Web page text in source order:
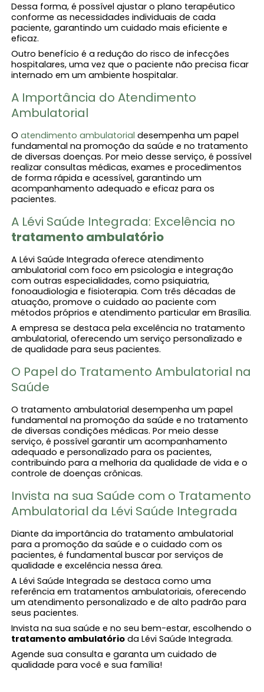
Dessa forma, é possível ajustar o plano terapêutico
conforme as necessidades individuais de cada
paciente, garantindo um cuidado mais eficiente e
eficaz.
Outro benefício é a redução do risco de infecções
hospitalares, uma vez que o paciente não precisa ficar
internado em um ambiente hospitalar.
A Importância do Atendimento
Ambulatorial
Oatendimento ambulatorial desempenha um papel
fundamental na promoção da saúde e no tratamento
de diversas doenças. Por meio desse serviço, é possível
realizar consultas médicas, exames e procedimentos
de forma rápida e acessível, garantindo um
acompanhamento adequado e eficaz para os
pacientes.
A Lévi Saúde Integrada: Excelência no
tratamento ambulatório​
A Lévi Saúde Integrada oferece atendimento
ambulatorial com foco em psicologia e integração
com outras especialidades, como psiquiatria,
fonoaudiologia e fisioterapia. Com três décadas de
atuação, promove o cuidado ao paciente com
métodos próprios e atendimento particular em Brasília.
A empresa se destaca pela excelência no tratamento
ambulatorial, oferecendo um serviço personalizado e
de qualidade para seus pacientes.
O Papel do Tratamento Ambulatorial na
Saúde
O tratamento ambulatorial desempenha um papel
fundamental na promoção da saúde e no tratamento
de diversas condições médicas. Por meio desse
serviço, é possível garantir um acompanhamento
adequado e personalizado para os pacientes,
contribuindo para a melhoria da qualidade de vida e o
controle de doenças crônicas.
Invista na sua Saúde com o Tratamento
Ambulatorial da Lévi Saúde Integrada
Diante da importância do tratamento ambulatorial
para a promoção da saúde e o cuidado com os
pacientes, é fundamental buscar por serviços de
qualidade e excelência nessa área.
A Lévi Saúde Integrada se destaca como uma
referência em tratamentos ambulatoriais, oferecendo
um atendimento personalizado e de alto padrão para
seus pacientes.
Invista na sua saúde e no seu bem-estar, escolhendo o
tratamento ambulatório​ da Lévi Saúde Integrada.
Agende sua consulta e garanta um cuidado de
qualidade para você e sua família!